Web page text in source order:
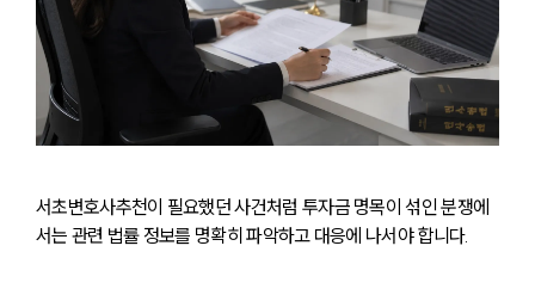
서초변호사추천이 필요했던 사건처럼 투자금 명목이 섞인 분쟁에
서는 관련 법률 정보를 명확히 파악하고 대응에 나서야 합니다.